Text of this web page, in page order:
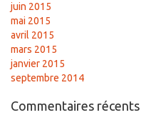
juin 2015
mai 2015
avril 2015
mars 2015
janvier 2015
septembre 2014
Commentaires récents